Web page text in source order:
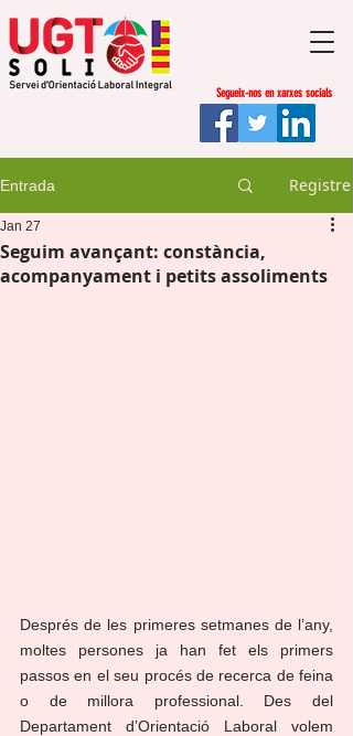
Segueix-nos en xarxes socials
Entrada Registre
Seguim avançant: constància,
acompanyament i petits assoliments
Jan 27
Després de les primeres setmanes de l’any,
moltes persones ja han fet els primers
passos en el seu procés de recerca de feina
o de millora professional. Des del
Departament d’Orientació Laboral volem